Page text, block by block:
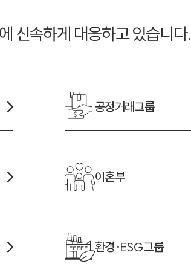
사무소 오시는 길
7905
신속하게 대응하고 있습니다.
공정거래그룹
이혼부
환경·ESG그룹